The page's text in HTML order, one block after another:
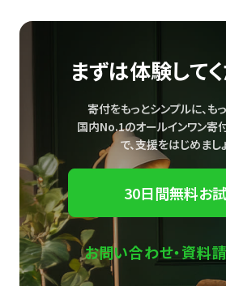
まずは体験して
寄付をもっとシンプルに、も
国内No.1のオールインワン寄
で、支援をはじめましょ
30日間無料お
お問い合わせ・資料